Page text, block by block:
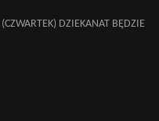
DZIEKANAT BĘDZIE